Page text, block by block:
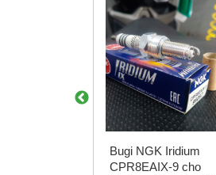
Bugi NGK Iridium
CPR8EAIX-9 cho